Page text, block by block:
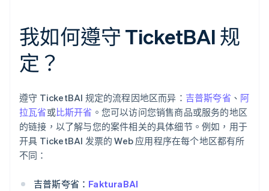
我如何遵守 TicketBAI 规
定？
遵守 TicketBAI 规定的流程因地区而异： 吉普斯夸省 、 阿
拉瓦省或比斯开省 。您可以访问您销售商品或服务的地区
的链接，以了解与您的案件相关的具体细节。例如，用于
开具 TicketBAI 发票的 Web 应用程序在每个地区都有所
不同：
吉普斯夸省： FakturaBAI